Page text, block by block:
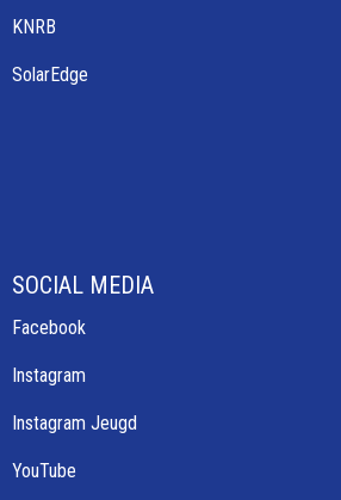
KNRB
SolarEdge
SOCIAL MEDIA
Facebook
Instagram
Instagram Jeugd
YouTube